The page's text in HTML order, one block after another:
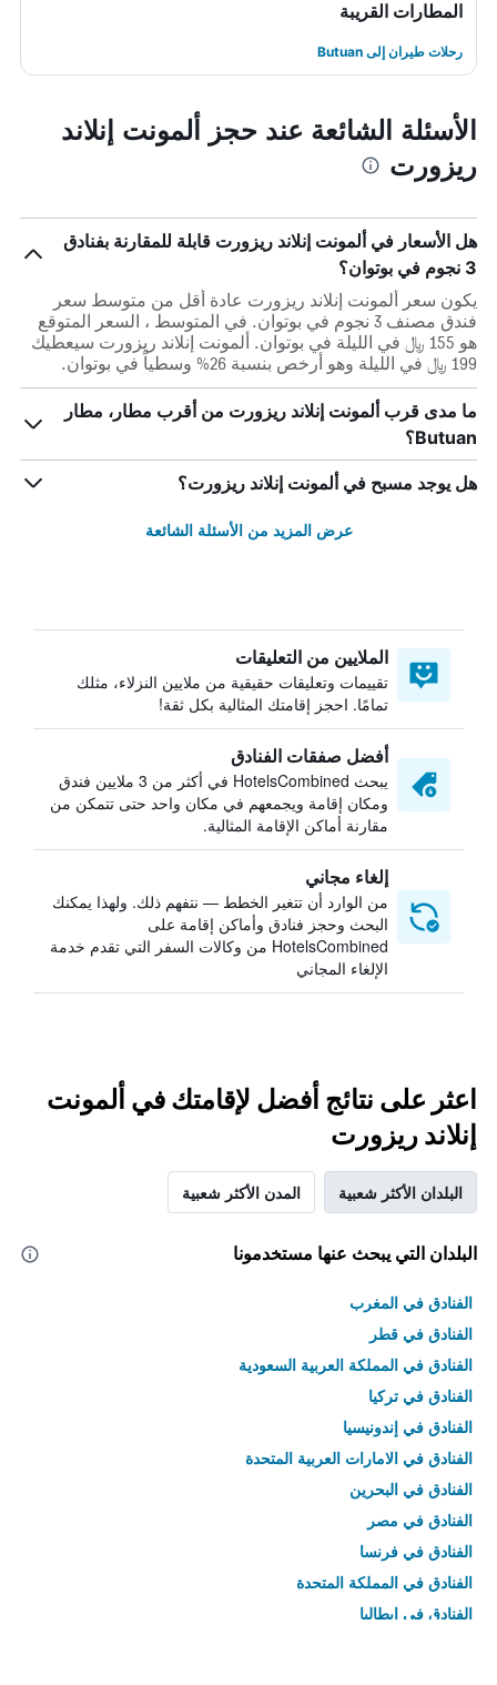
المطارات القريبة
رحلات طيران إلى Butuan
الأسئلة الشائعة عند حجز ألمونت إنلاند
ريزورت
هل الأسعار في ألمونت إنلاند ريزورت قابلة للمقارنة بفنادق
3 نجوم في بوتوان؟
يكون سعر ألمونت إنلاند ريزورت عادة أقل من متوسط ​​سعر
فندق مصنف 3 نجوم في بوتوان. في المتوسط ، السعر المتوقع
هو 155 ﷼ في الليلة في بوتوان. ألمونت إنلاند ريزورت سيعطيك
199 ﷼ في الليلة وهو أرخص بنسبة 26% وسطياً في بوتوان.
ما مدى قرب ألمونت إنلاند ريزورت من أقرب مطار، مطار
Butuan؟
هل يوجد مسبح في ألمونت إنلاند ريزورت؟
عرض المزيد من الأسئلة الشائعة
الملايين من التعليقات
تقييمات وتعليقات حقيقية من ملايين النزلاء، مثلك
تمامًا. احجز إقامتك المثالية بكل ثقة!
أفضل صفقات الفنادق
يبحث HotelsCombined في أكثر من 3 ملايين فندق
ومكان إقامة ويجمعهم في مكان واحد حتى تتمكن من
مقارنة أماكن الإقامة المثالية.
إلغاء مجاني
من الوارد أن تتغير الخطط — نتفهم ذلك. ولهذا يمكنك
البحث وحجز فنادق وأماكن إقامة على
HotelsCombined من وكالات السفر التي تقدم خدمة
الإلغاء المجاني
اعثر على نتائج أفضل لإقامتك في ألمونت
إنلاند ريزورت
البلدان الأكثر شعبية المدن الأكثر شعبية
البلدان التي يبحث عنها مستخدمونا
الفنادق في المغرب
الفنادق في قطر
الفنادق في المملكة العربية السعودية
الفنادق في تركيا
الفنادق في إندونيسيا
الفنادق في الامارات العربية المتحدة
الفنادق في البحرين
الفنادق في مصر
الفنادق في فرنسا
الفنادق في المملكة المتحدة
الفنادق في إيطاليا